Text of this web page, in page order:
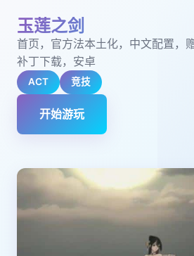
玉莲之剑
首页，官方法本土化，中文配置，
补丁下载，安卓
ACT 竞技
开始游玩